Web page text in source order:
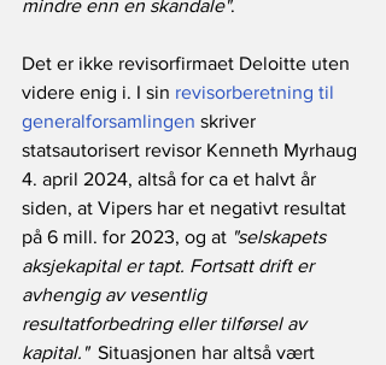
mindre enn en skandale".
Det er ikke revisorfirmaet Deloitte uten
videre enig i. I sin revisorberetning til
generalforsamlingen skriver
statsautorisert revisor Kenneth Myrhaug
4. april 2024, altså for ca et halvt år
siden, at Vipers har et negativt resultat
på 6 mill. for 2023, og at "selskapets
aksjekapital er tapt. Fortsatt drift er
avhengig av vesentlig
resultatforbedring eller tilførsel av
kapital."
  Situasjonen har altså vært